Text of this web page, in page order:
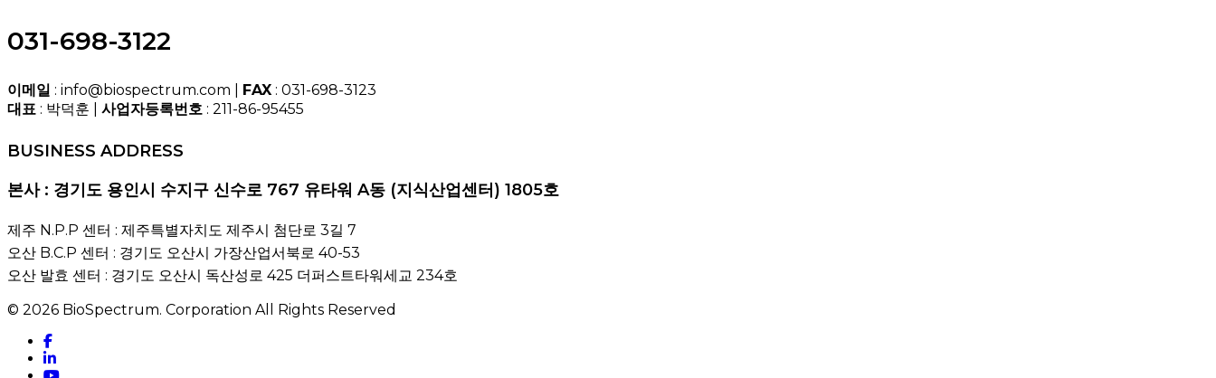
031-698-3122
이메일 : info@biospectrum.com | FAX : 031-698-3123
대표 : 박덕훈 | 사업자등록번호 : 211-86-95455
BUSINESS ADDRESS
본사 : 경기도 용인시 수지구 신수로 767 유타워 A동 (지식산업센터) 1805호
제주 N.P.P 센터 : 제주특별자치도 제주시 첨단로 3길 7
오산 B.C.P 센터 : 경기도 오산시 가장산업서북로 40-53
오산 발효 센터 : 경기도 오산시 독산성로 425 더퍼스트타워세교 234호
© 2026 BioSpectrum. Corporation All Rights Reserved
facebook
linkedin